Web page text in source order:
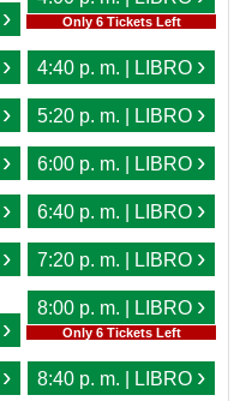
› Only 6 Tickets Left
› 4:40 p. m. | LIBRO ›
› 5:20 p. m. | LIBRO ›
› 6:00 p. m. | LIBRO ›
› 6:40 p. m. | LIBRO ›
› 7:20 p. m. | LIBRO ›
›
8:00 p. m. | LIBRO ›
Only 6 Tickets Left
› 8:40 p. m. | LIBRO ›